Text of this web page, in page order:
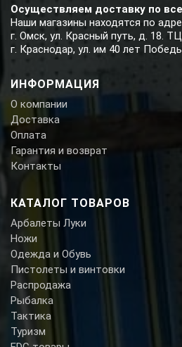
Осуществляем доставку по
Наши магазины находятся по
г. Омск, ул. Красный путь, д. 18.
г. Краснодар, ул. им 40 лет
ИНФОРМАЦИЯ
О компании
Доставка
Оплата
Гарантия и возврат
Контакты
КАТАЛОГ ТОВАРОВ
Арбалеты Луки
Ножи
Одежда и Обувь
Пистолеты и винтовки
Распродажа
Рыбалка
Тактика
Туризм